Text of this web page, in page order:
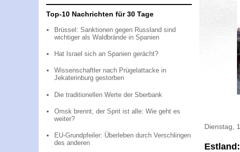
Dienstag,
Top-10 Nachrichten für 30 Tage
Brüssel: Sanktionen gegen Russland sind
wichtiger als Waldbrände in Spanien
Hat Israel sich an Spanien gerächt?
Wissenschaftler nach Prügelattacke in
Jekaterinburg gestorben
Die traditionellen Werte der Sberbank
Omsk brennt, der Sprit ist alle: Wie geht es
weiter?
EU-Grundpfeiler: Überleben durch Verschlingen
des anderen